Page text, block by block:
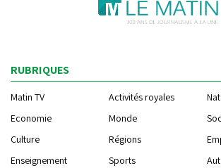
RUBRIQUES
Matin TV Activités royales
Economie
Monde
Culture
Régions
Enseignement
Sports